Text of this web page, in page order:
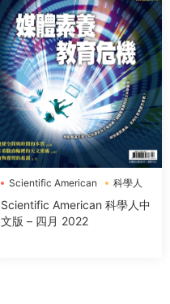
Scientific American 科學人
Scientific American 科學人中
文版 – 四月 2022